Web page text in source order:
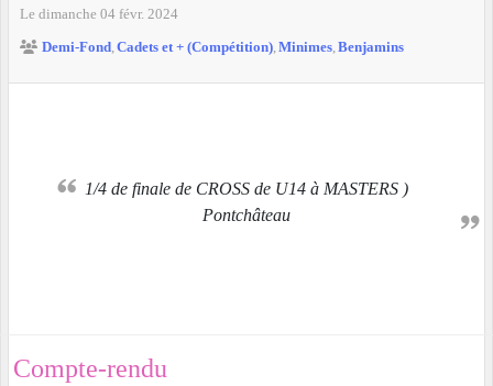
Le dimanche 04 févr. 2024
Demi-Fond Cadets et + (Compétition) Minimes Benjamins
1/4 de finale de CROSS de U14 à MASTERS )
Pontchâteau
Compte-rendu